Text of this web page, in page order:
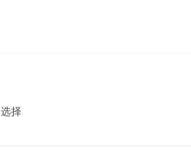
择